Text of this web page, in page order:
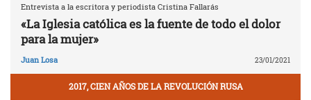
Entrevista a la escritora y periodista Cristina Fallarás
«La Iglesia católica es la fuente de todo el dolor
para la mujer»
Juan Losa 23/01/2021
2017, CIEN AÑOS DE LA REVOLUCIÓN RUSA